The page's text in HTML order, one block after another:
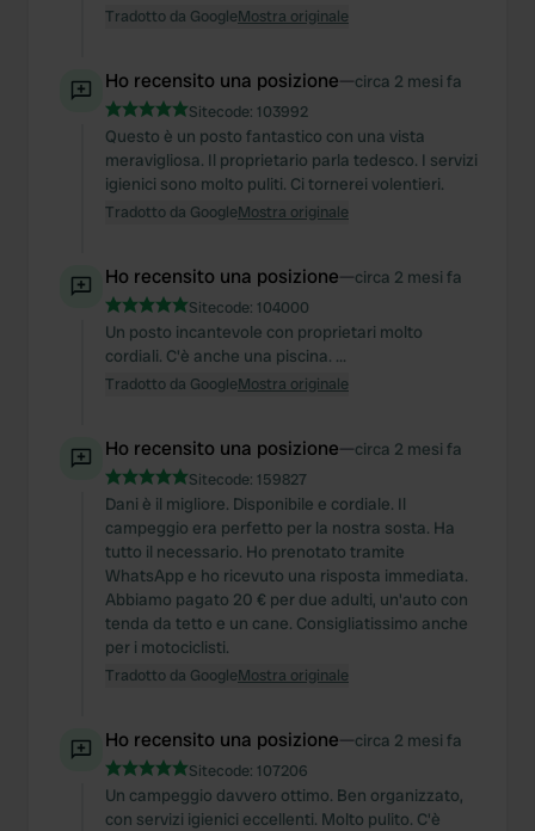
Tradotto da GoogleMostra originale
Ho recensito una posizione—circa 2 mesi fa
Sitecode: 103992
Questo è un posto fantastico con una vista
meravigliosa. Il proprietario parla tedesco. I servizi
igienici sono molto puliti. Ci tornerei volentieri.
Tradotto da GoogleMostra originale
Ho recensito una posizione—circa 2 mesi fa
Sitecode: 104000
Un posto incantevole con proprietari molto
cordiali. C'è anche una piscina. ...
Tradotto da GoogleMostra originale
Ho recensito una posizione—circa 2 mesi fa
Sitecode: 159827
Dani è il migliore. Disponibile e cordiale. Il
campeggio era perfetto per la nostra sosta. Ha
tutto il necessario. Ho prenotato tramite
WhatsApp e ho ricevuto una risposta immediata.
Abbiamo pagato 20 € per due adulti, un'auto con
tenda da tetto e un cane. Consigliatissimo anche
per i motociclisti.
Tradotto da GoogleMostra originale
Ho recensito una posizione—circa 2 mesi fa
Sitecode: 107206
Un campeggio davvero ottimo. Ben organizzato,
con servizi igienici eccellenti. Molto pulito. C'è